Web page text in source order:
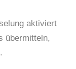
aktiviert
übermitteln,